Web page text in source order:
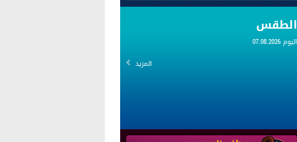
الطقس
اليوم 07.08.2026
المزيد